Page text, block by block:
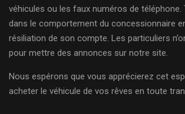
véhicules ou les faux numéros de téléphone.
dans le comportement du concessionnaire
résiliation de son compte. Les particuliers
pour mettre des annonces sur notre site.
Nous espérons que vous apprécierez cet
acheter le véhicule de vos rêves en toute